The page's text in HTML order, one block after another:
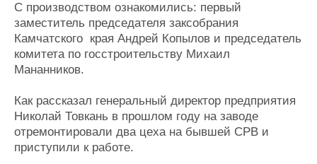
Реклама
Конференции
Выставки и семинары
Словарь
Флот
Отзывы
Все службы
С производством ознакомились: первый
заместитель председателя заксобрания
Камчатского края Андрей Копылов и председатель
комитета по госстроительству Михаил
Мананников.
Как рассказал генеральный директор предприятия
Николай Товкань в прошлом году на заводе
отремонтировали два цеха на бывшей СРВ и
приступили к работе.